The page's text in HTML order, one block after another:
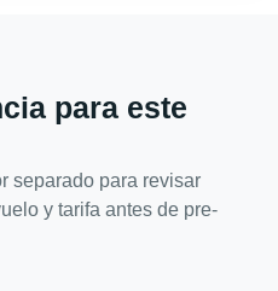
para este
separado para revisar
y tarifa antes de pre-